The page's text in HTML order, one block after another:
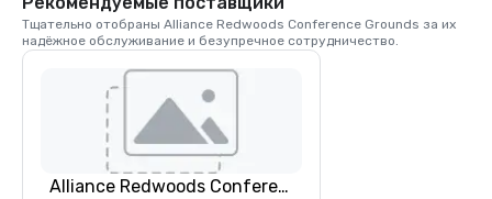
Тщательно отобраны Alliance Redwoods Conference Grounds за их
надёжное обслуживание и безупречное сотрудничество.
Alliance Redwoods Conference Grounds